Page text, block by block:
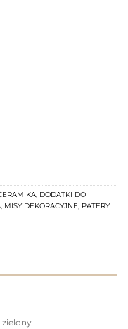
, DODATKI DO
, MISY DEKORACYJNE, PATERY I
zielony